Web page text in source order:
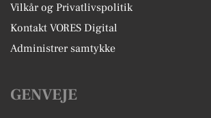
Vilkår og Privatlivspolitik
Kontakt VORES Digital
Administrer samtykke
GENVEJE